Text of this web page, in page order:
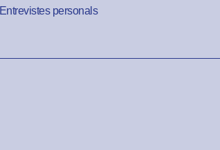
Entrevistes personals